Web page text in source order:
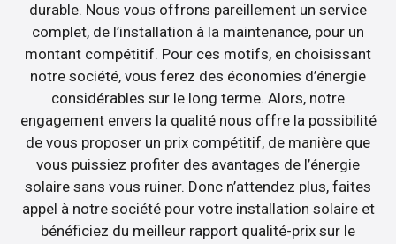
durable. Nous vous offrons pareillement un service
complet, de l’installation à la maintenance, pour un
montant compétitif. Pour ces motifs, en choisissant
notre société, vous ferez des économies d’énergie
considérables sur le long terme. Alors, notre
engagement envers la qualité nous offre la possibilité
de vous proposer un prix compétitif, de manière que
vous puissiez profiter des avantages de l’énergie
solaire sans vous ruiner. Donc n’attendez plus, faites
appel à notre société pour votre installation solaire et
bénéficiez du meilleur rapport qualité-prix sur le